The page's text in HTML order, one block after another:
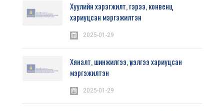
Хуулийн хэрэгжилт, гэрээ, конвенц
хариуцсан мэргэжилтэн
2025-01-29
Хяналт, шинжилгээ, үнэлгээ хариуцсан
мэргэжилтэн
2025-01-29